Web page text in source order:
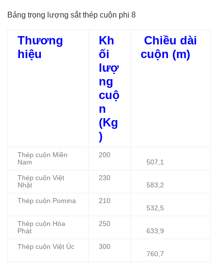
Bảng trọng lượng sắt thép cuộn phi 8
Thương
hiệu
Kh
ối
lượ
ng
cuộ
n
(Kg
)
Chiều dài
cuộn (m)
Thép cuộn Miền
Nam
200
507,1
Thép cuộn Việt
Nhật
230
583,2
Thép cuộn Pomina
210
532,5
Thép cuộn Hòa
Phát
250
633,9
Thép cuộn Việt Úc
300
760,7